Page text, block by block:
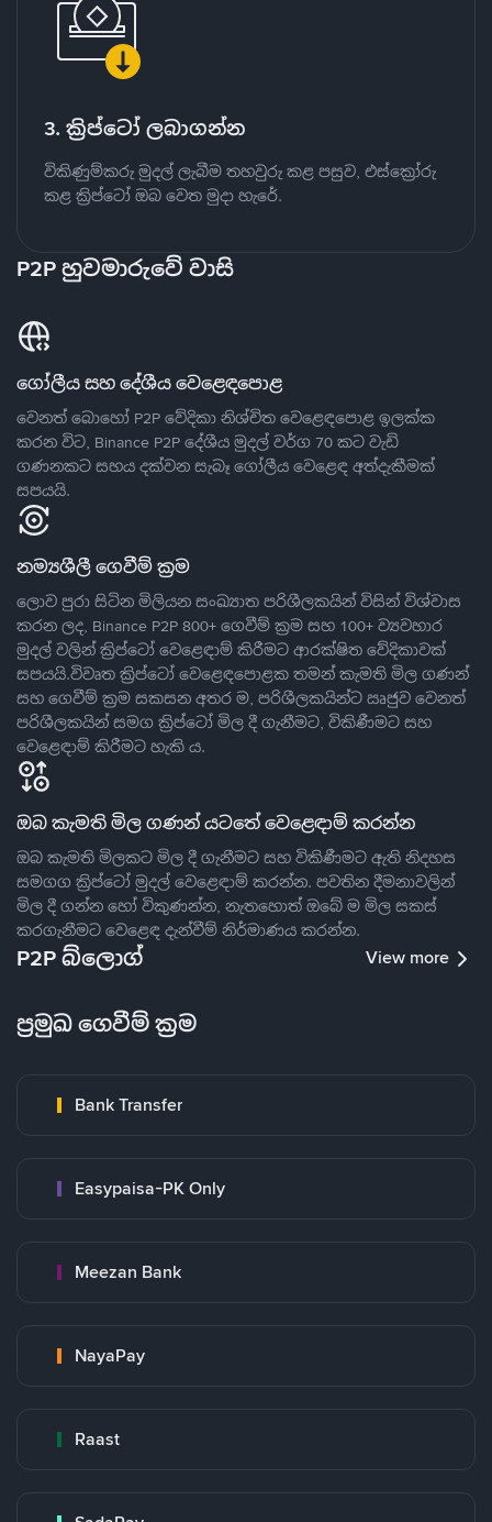
3. ක්‍රිප්ටෝ ලබාගන්න
විකිණුම්කරු මුදල් ලැබීම තහවුරු කළ පසුව, එස්ක්‍රෝරු
කළ ක්‍රිප්ටෝ ඔබ වෙත මුදා හැරේ.
P2P හුවමාරුවේ වාසි
ගෝලීය සහ දේශීය වෙළෙඳපොළ
වෙනත් බොහෝ P2P වේදිකා නිශ්චිත වෙළෙඳපොළ ඉලක්ක
කරන විට, Binance P2P දේශීය මුදල් වර්ග 70 කට වැඩි
ගණනකට සහය දක්වන සැබෑ ගෝලීය වෙළෙඳ අත්දැකීමක්
සපයයි.
නම්‍යශීලී ගෙවීම් ක්‍රම
ලොව පුරා සිටින මිලියන සංඛ්‍යාත පරිශීලකයින් විසින් විශ්වාස
කරන ලද, Binance P2P 800+ ගෙවීම් ක්‍රම සහ 100+ ව්‍යවහාර
මුදල් වලින් ක්‍රිප්ටෝ වෙළෙඳාම් කිරීමට ආරක්ෂිත වේදිකාවක්
සපයයි.විවෘත ක්‍රිප්ටෝ වෙළෙඳපොළක තමන් කැමති මිල ගණන්
සහ ගෙවීම් ක්‍රම සකසන අතර ම, පරිශීලකයින්ට ඍජුව වෙනත්
පරිශීලකයින් සමග ක්‍රිප්ටෝ මිල දී ගැනීමට, විකිණීමට සහ
වෙළෙඳාම් කිරීමට හැකි ය.
ඔබ කැමති මිල ගණන් යටතේ වෙළෙඳාම් කරන්න
ඔබ කැමති මිලකට මිල දී ගැනීමට සහ විකිණීමට ඇති නිදහස
සමගග ක්‍රිප්ටෝ මුදල් වෙළෙඳාම් කරන්න. පවතින දීමනාවලින්
මිල දී ගන්න හෝ විකුණන්න, නැතහොත් ඔබේ ම මිල සකස්
කරගැනීමට වෙළෙඳ දැන්වීම් නිර්මාණය කරන්න.
P2P බ්ලොග් View more
ප්‍රමුඛ ගෙවීම් ක්‍රම
Bank Transfer
Easypaisa-PK Only
Meezan Bank
NayaPay
Raast